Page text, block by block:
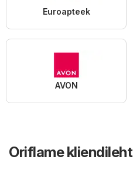
Euroapteek
AVON
Oriflame kliendileht